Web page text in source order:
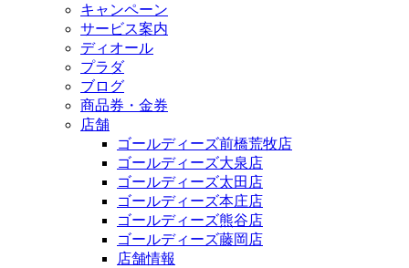
キャンペーン
サービス案内
ディオール
プラダ
ブログ
商品券・金券
店舗
ゴールディーズ前橋荒牧店
ゴールディーズ大泉店
ゴールディーズ太田店
ゴールディーズ本庄店
ゴールディーズ熊谷店
ゴールディーズ藤岡店
店舗情報